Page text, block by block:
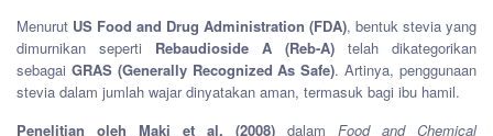
Menurut US Food and Drug Administration (FDA), bentuk stevia yang
dimurnikan seperti Rebaudioside A (Reb-A) telah dikategorikan
sebagai GRAS (Generally Recognized As Safe). Artinya, penggunaan
stevia dalam jumlah wajar dinyatakan aman, termasuk bagi ibu hamil.
Penelitian oleh Maki et al. (2008) dalam Food and Chemical